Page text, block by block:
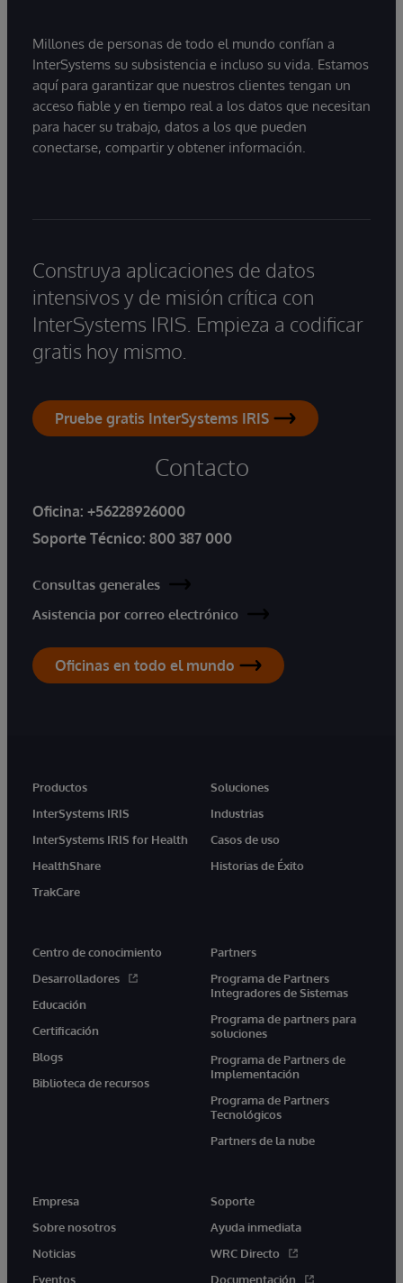
Millones de personas de todo el mundo confían a
InterSystems su subsistencia e incluso su vida. Estamos
aquí para garantizar que nuestros clientes tengan un
acceso fiable y en tiempo real a los datos que necesitan
para hacer su trabajo, datos a los que pueden
conectarse, compartir y obtener información.
Construya aplicaciones de datos
intensivos y de misión crítica con
InterSystems IRIS. Empieza a codificar
gratis hoy mismo.
Pruebe gratis InterSystems IRIS
Contacto
Oficina: +56228926000
Soporte Técnico: 800 387 000
Consultas generales
Asistencia por correo electrónico
Oficinas en todo el mundo
Productos
InterSystems IRIS
InterSystems IRIS for Health
HealthShare
TrakCare
Soluciones
Industrias
Casos de uso
Historias de Éxito
Centro de conocimiento
Desarrolladores
Educación
Certificación
Blogs
Biblioteca de recursos
Partners
Programa de Partners
Integradores de Sistemas
Programa de partners para
soluciones
Programa de Partners de
Implementación
Programa de Partners
Tecnológicos
Partners de la nube
Empresa
Sobre nosotros
Noticias
Eventos
Soporte
Ayuda inmediata
WRC Directo
Documentación